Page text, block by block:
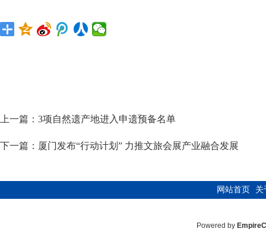
上一篇： 3项自然遗产地进入申遗预备名单
下一篇： 厦门发布“行动计划” 力推文旅会展产业融合发展
网站首页 关
Powered by